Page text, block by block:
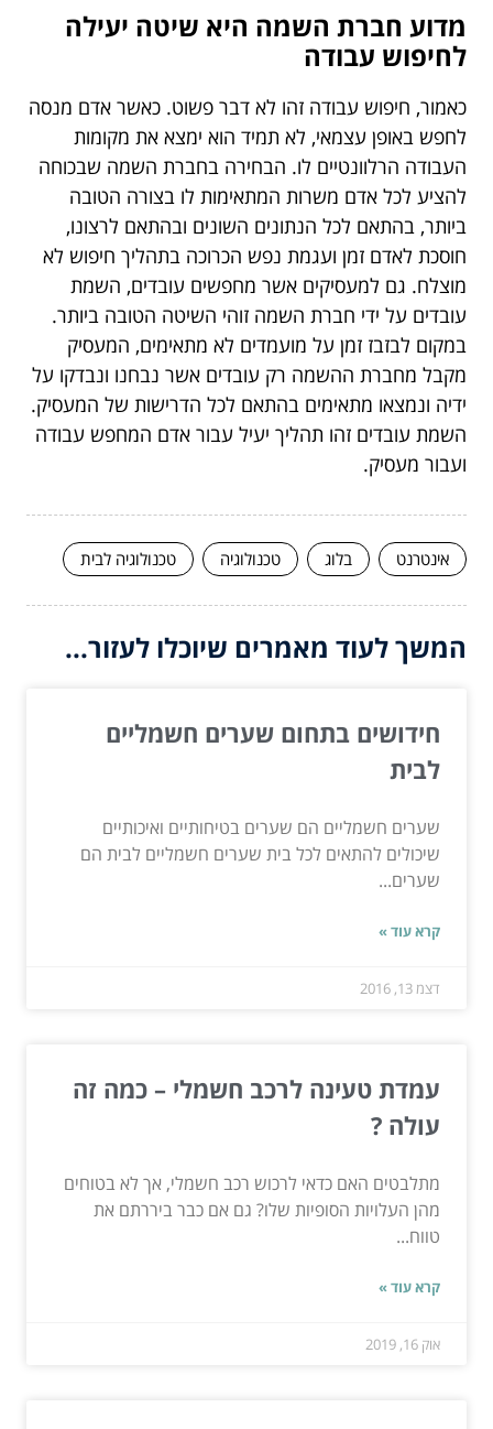
מדוע חברת השמה היא שיטה יעילה
לחיפוש עבודה
כאמור, חיפוש עבודה זהו לא דבר פשוט. כאשר אדם מנסה
לחפש באופן עצמאי, לא תמיד הוא ימצא את מקומות
העבודה הרלוונטיים לו. הבחירה בחברת השמה שבכוחה
להציע לכל אדם משרות המתאימות לו בצורה הטובה
ביותר, בהתאם לכל הנתונים השונים ובהתאם לרצונו,
חוסכת לאדם זמן ועגמת נפש הכרוכה בתהליך חיפוש לא
מוצלח. גם למעסיקים אשר מחפשים עובדים, השמת
עובדים על ידי חברת השמה זוהי השיטה הטובה ביותר.
במקום לבזבז זמן על מועמדים לא מתאימים, המעסיק
מקבל מחברת ההשמה רק עובדים אשר נבחנו ונבדקו על
ידיה ונמצאו מתאימים בהתאם לכל הדרישות של המעסיק.
השמת עובדים זהו תהליך יעיל עבור אדם המחפש עבודה
ועבור מעסיק.
אינטרנט בלוג טכנולוגיה טכנולוגיה לבית
המשך לעוד מאמרים שיוכלו לעזור...
חידושים בתחום שערים חשמליים
לבית
שערים חשמליים הם שערים בטיחותיים ואיכותיים
שיכולים להתאים לכל בית שערים חשמליים לבית הם
שערים...
קרא עוד »
דצמ 13, 2016
עמדת טעינה לרכב חשמלי – כמה זה
עולה ?
מתלבטים האם כדאי לרכוש רכב חשמלי, אך לא בטוחים
מהן העלויות הסופיות שלו? גם אם כבר ביררתם את
טווח...
קרא עוד »
אוק 16, 2019